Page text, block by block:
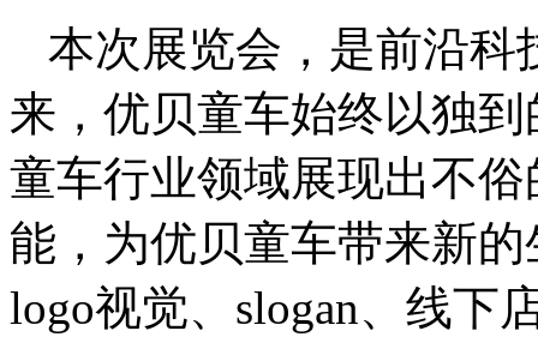
本次展览会，是前沿科
来，优贝童车始终以独
童车行业领域展现出不
能，为优贝童车带来新
logo视觉、slogan、线下